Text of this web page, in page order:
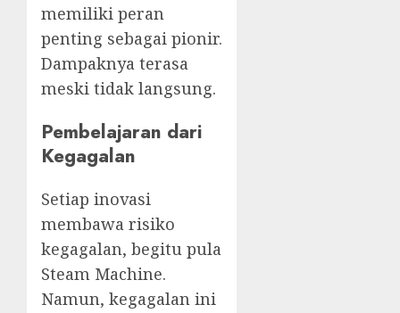
memiliki peran
penting sebagai pionir.
Dampaknya terasa
meski tidak langsung.
Pembelajaran dari
Kegagalan
Setiap inovasi
membawa risiko
kegagalan, begitu pula
Steam Machine.
Namun, kegagalan ini